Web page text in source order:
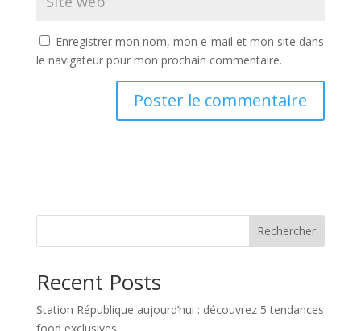
Enregistrer mon nom, mon e-mail et mon site dans
le navigateur pour mon prochain commentaire.
Rechercher
Recent Posts
Station République aujourd’hui : découvrez 5 tendances
food exclusives